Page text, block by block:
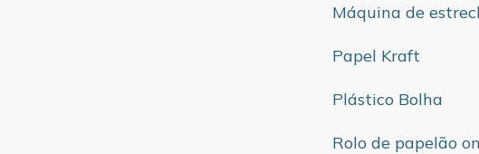
Máquina de
Papel Kraft
Plástico Bolha
Rolo de papelão